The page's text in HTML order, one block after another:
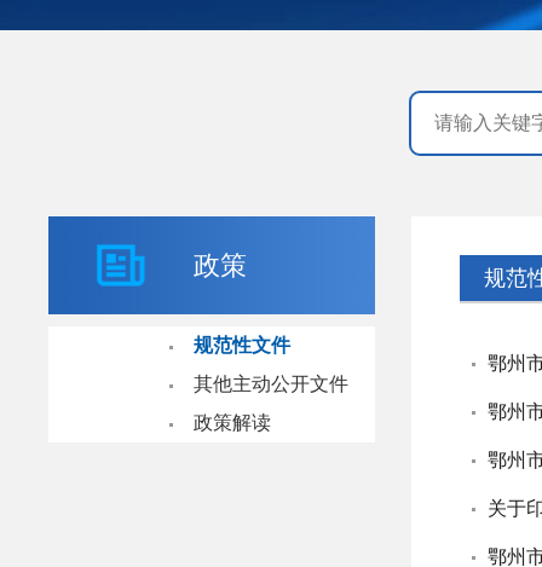
政策
规范性文件
其他主动公开文件
政策解读
规范
鄂州
鄂州
鄂州
鄂州